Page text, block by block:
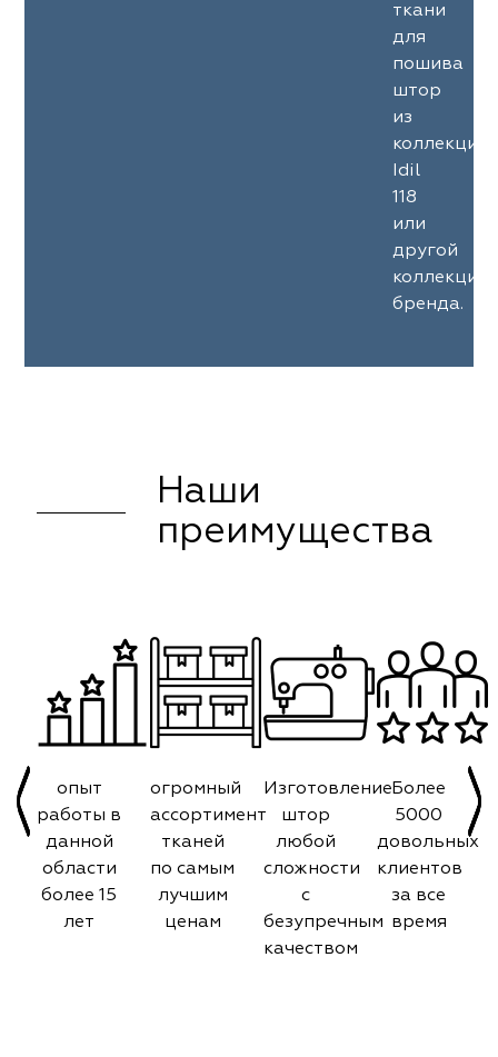
ткани
для
пошива
штор
из
Idil
118
или
другой
коллекции
бренда.
Наши
преимущества
опыт
работы в
данной
области
более 15
лет
огромный
ассортимент
тканей
по самым
лучшим
ценам
Изготовление
штор
любой
сложности
с
безупречным
качеством
Более
5000
довольных
клиентов
за все
время